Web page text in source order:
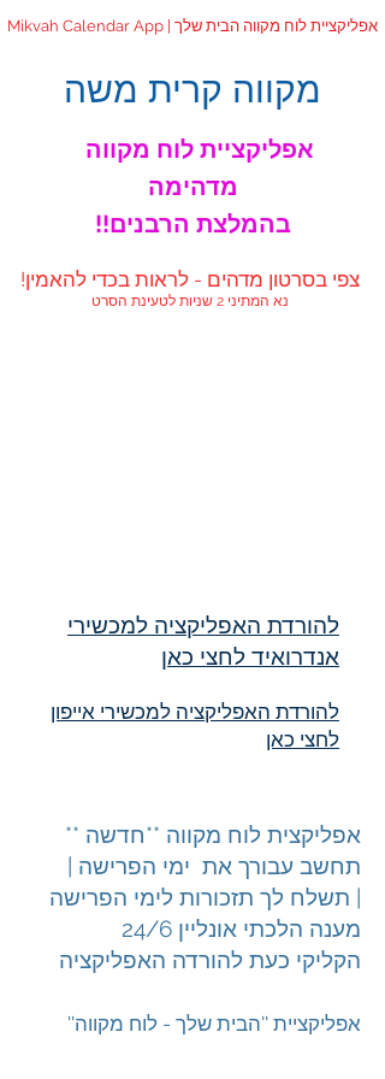
Mikvah Calendar App | אפליקציית לוח מקווה הבית שלך
מקווה קרית משה
מדהימה
!!בהמלצת הרבנים
!צפי בסרטון מדהים - לראות בכדי להאמין
נא המתיני 2 שניות לטעינת הסרט
להורדת האפליקציה למכשירי
אנדרואיד לחצי כאן
להורדת האפליקציה למכשירי אייפון
לחצי כאן
אפליקצית לוח מקווה **חדשה **
תחשב עבורך את ימי הפרישה |
תשלח לך תזכורות לימי הפרישה |
מענה הלכתי אונליין 24/6
הקליקי כעת להורדה האפליקציה
''אפליקציית ''הבית שלך - לוח מקווה